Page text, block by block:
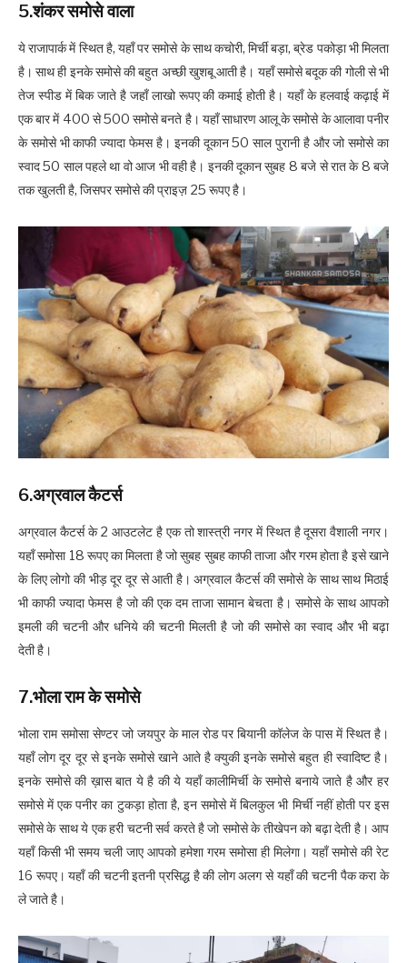
5.शंकर समोसे वाला
ये राजापार्क में स्थित है, यहाँ पर समोसे के साथ कचोरी, मिर्ची बड़ा, ब्रेड पकोड़ा भी मिलता
है। साथ ही इनके समोसे की बहुत अच्छीखुशबू आती है। यहाँ समोसे बदूक की गोली से भी
तेज स्पीड में बिक जाते है जहाँ लाखो रूपए की कमाई होती है। यहाँ के हलवाई कढ़ाई में
एक बार में 400 से 500 समोसे बनते है। यहाँ साधारण आलू के समोसे के आलावा पनीर
के समोसे भी काफी ज्यादा फेमस है। इनकी दूकान 50 साल पुरानी है और जो समोसे का
स्वाद 50 साल पहले था वो आज भी वही है। इनकी दूकान सुबह 8 बजे से रात के 8 बजे
तक खुलती है, जिसपर समोसे की प्राइज़ 25 रूपए है।
6.अग्रवाल कैटर्स
अग्रवाल कैटर्स के 2 आउटलेट है एक तो शास्त्री नगर में स्थित है दूसरा वैशाली नगर।
यहाँ समोसा 18 रूपए का मिलता है जो सुबह सुबह काफी ताजा और गरम होता है इसे खाने
के लिए लोगो की भीड़ दूर दूर से आती है। अग्रवाल कैटर्स की समोसे के साथ साथ मिठाई
भी काफी ज्यादा फेमस है जो की एक दम ताजा सामान बेचता है। समोसे के साथ आपको
इमली की चटनी और धनिये की चटनी मिलती है जो की समोसे का स्वाद और भी बढ़ा
देतीहै।
7.भोला राम के समोसे
भोला राम समोसा सेण्टर जो जयपुर के माल रोड पर बियानी कॉलेज के पास में स्थित है।
यहाँ लोग दूर दूर से इनके समोसे खाने आते है क्युकी इनके समोसे बहुत ही स्वादिष्ट है।
इनके समोसे की ख़ास बात ये है की ये यहाँ कालीमिर्ची के समोसे बनाये जाते है और हर
समोसे में एक पनीर का टुकड़ा होता है, इन समोसे में बिलकुल भी मिर्ची नहीं होती पर इस
समोसे के साथ ये एक हरी चटनी सर्व करते है जो समोसे के तीखेपन को बढ़ा देती है। आप
यहाँ किसी भी समय चली जाए आपको हमेशा गरम समोसा ही मिलेगा। यहाँ समोसे की रेट
16 रूपए। यहाँ की चटनी इतनी प्रसिद्ध है की लोग अलग से यहाँ की चटनी पैक करा के
ले जाते है।